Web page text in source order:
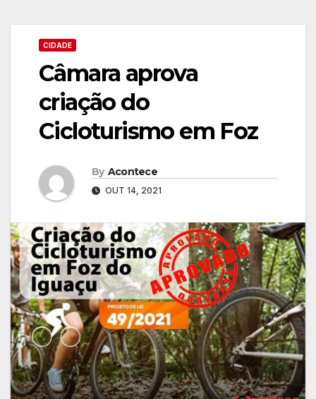
CIDADE
Câmara aprova
criação do
Cicloturismo em Foz
By Acontece
OUT 14, 2021